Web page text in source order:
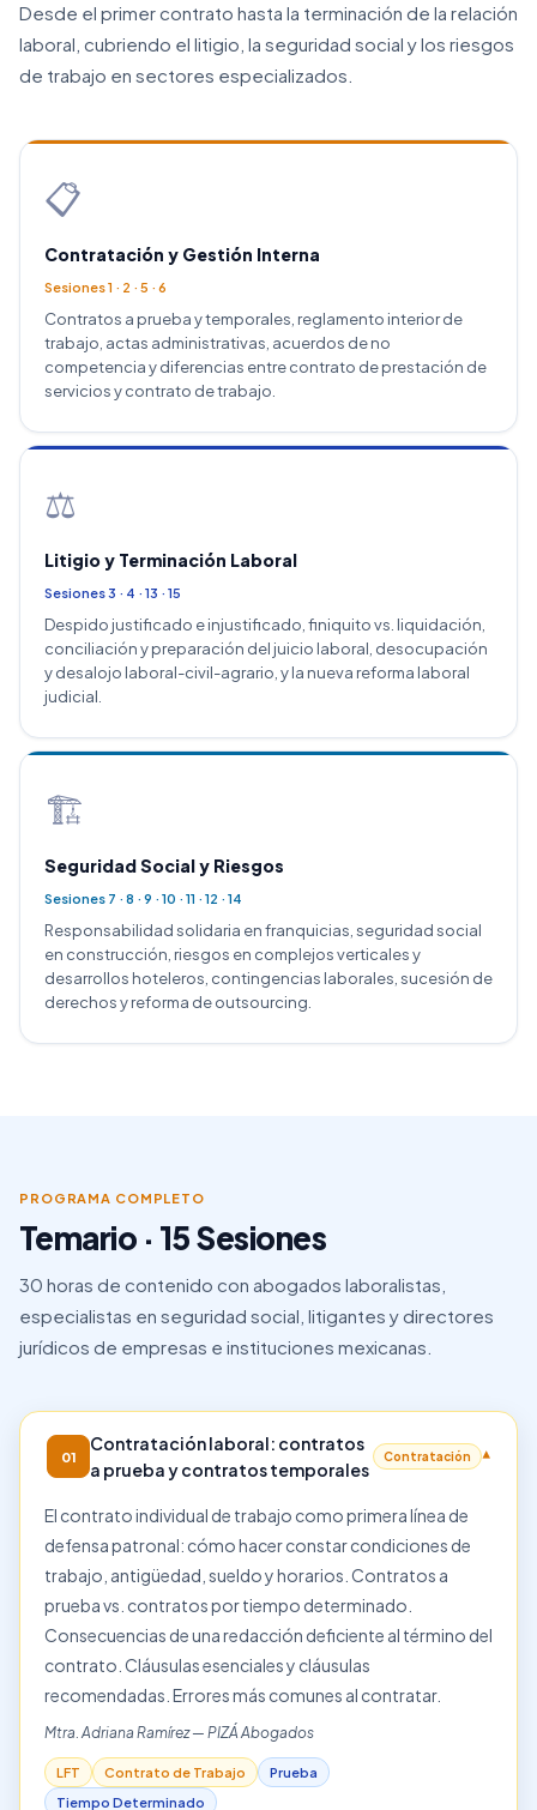
Desde el primer contrato hasta la terminación de la relación
laboral, cubriendo el litigio, la seguridad social y los riesgos
de trabajo en sectores especializados.
📋
Contratación y Gestión Interna
Sesiones 1 · 2 · 5 · 6
Contratos a prueba y temporales, reglamento interior de
trabajo, actas administrativas, acuerdos de no
competencia y diferencias entre contrato de prestación de
servicios y contrato de trabajo.
⚖️
Litigio y Terminación Laboral
Sesiones 3 · 4 · 13 · 15
Despido justificado e injustificado, finiquito vs. liquidación,
conciliación y preparación del juicio laboral, desocupación
y desalojo laboral-civil-agrario, y la nueva reforma laboral
judicial.
🏗️
Seguridad Social y Riesgos
Sesiones 7 · 8 · 9 · 10 · 11 · 12 · 14
Responsabilidad solidaria en franquicias, seguridad social
en construcción, riesgos en complejos verticales y
desarrollos hoteleros, contingencias laborales, sucesión de
derechos y reforma de outsourcing.
PROGRAMA COMPLETO
Temario · 15 Sesiones
30 horas de contenido con abogados laboralistas,
especialistas en seguridad social, litigantes y directores
jurídicos de empresas e instituciones mexicanas.
01
Contratación laboral: contratos
a prueba y contratos temporales
Contratación ▾
El contrato individual de trabajo como primera línea de
defensa patronal: cómo hacer constar condiciones de
trabajo, antigüedad, sueldo y horarios. Contratos a
prueba vs. contratos por tiempo determinado.
Consecuencias de una redacción deficiente al término del
contrato. Cláusulas esenciales y cláusulas
recomendadas. Errores más comunes al contratar.
Mtra. Adriana Ramírez — PIZÁ Abogados
LFT Contrato de Trabajo
Prueba
Tiempo Determinado